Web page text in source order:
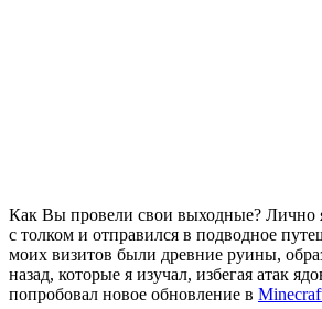
Как Вы провели свои выходные? Лично
с толком и отправился в подводное
моих визитов были древние руины,
назад, которые я изучал, избегая атак
попробовал новое обновление в